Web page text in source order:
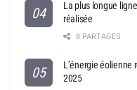
La plus longue
réalisée
8 PARTAGES
L’énergie
2025